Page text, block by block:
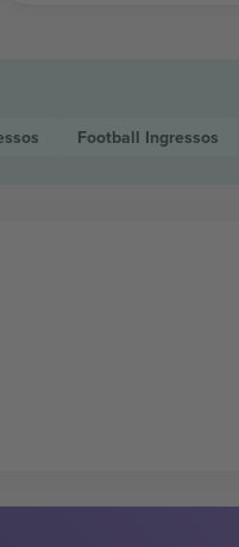
Football Ingressos